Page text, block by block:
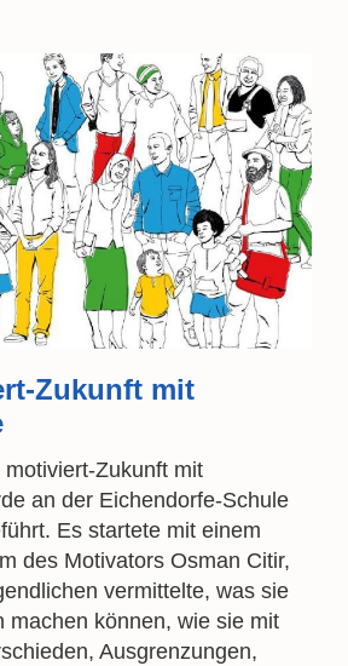
Zukunft mit
Zukunft mit
an der Eichendorfe-Schule
Es startete mit einem
des Motivators Osman Citir,
vermittelte, was sie
machen können, wie sie mit
Ausgrenzungen,